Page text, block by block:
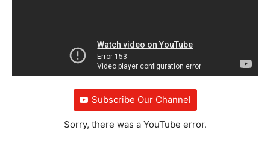
Subscribe Our Channel
Sorry, there was a YouTube error.